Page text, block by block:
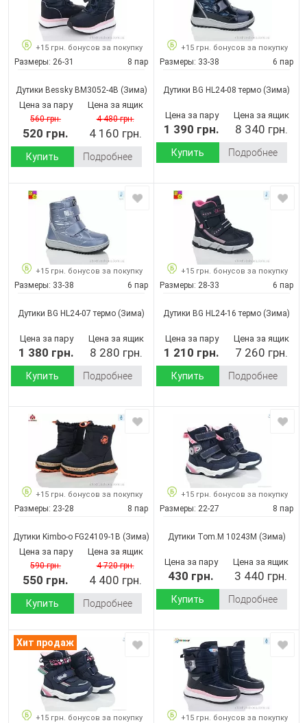
+15 грн. бонусов за покупку
Размеры: 26-31 8 пар
Дутики Bessky BM3052-4B (Зима)
Цена за пару
560 грн.
520 грн.
Цена за ящик
4 480 грн.
4 160 грн.
Купить Подробнее
+15 грн. бонусов за покупку
Размеры: 33-38 6 пар
Дутики BG HL24-08 термо (Зима)
Цена за пару
1 390 грн.
Цена за ящик
8 340 грн.
Купить Подробнее
+15 грн. бонусов за покупку
Размеры: 33-38 6 пар
Дутики BG HL24-07 термо (Зима)
Цена за пару
1 380 грн.
Цена за ящик
8 280 грн.
Купить Подробнее
+15 грн. бонусов за покупку
Размеры: 28-33 6 пар
Дутики BG HL24-16 термо (Зима)
Цена за пару
1 210 грн.
Цена за ящик
7 260 грн.
Купить Подробнее
+15 грн. бонусов за покупку
Размеры: 23-28 8 пар
Дутики Kimbo-o FG24109-1B (Зима)
Цена за пару
590 грн.
550 грн.
Цена за ящик
4 720 грн.
4 400 грн.
Купить Подробнее
+15 грн. бонусов за покупку
Размеры: 22-27 8 пар
Дутики Tom.M 10243M (Зима)
Цена за пару
430 грн.
Цена за ящик
3 440 грн.
Купить Подробнее
Хит продаж
+15 грн. бонусов за покупку +15 грн. бонусов за покупку